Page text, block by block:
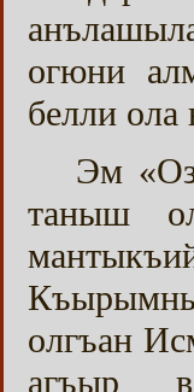
огюни
белли
Эм
таныш
олгъан
агъыр